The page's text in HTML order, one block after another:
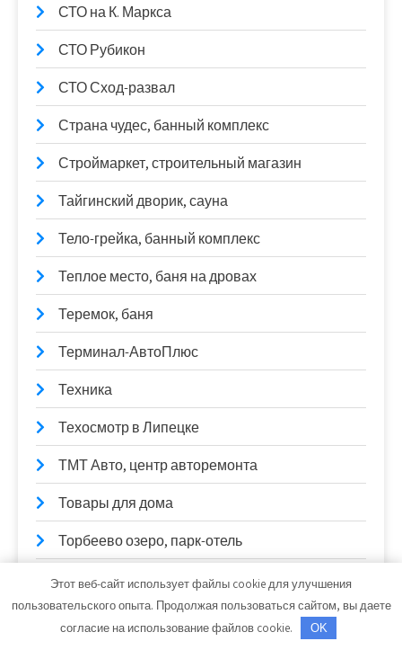
СТО на К. Маркса
СТО Рубикон
СТО Сход-развал
Страна чудес, банный комплекс
Строймаркет, строительный магазин
Тайгинский дворик, сауна
Тело-грейка, банный комплекс
Теплое место, баня на дровах
Теремок, баня
Терминал-АвтоПлюс
Техника
Техосмотр в Липецке
ТМТ Авто, центр авторемонта
Товары для дома
Торбеево озеро, парк-отель
Три Богатыря, оздоровительный комплекс
Тук-Тук, салон дверей
Этот веб-сайт использует файлы cookie для улучшения
пользовательского опыта. Продолжая пользоваться сайтом, вы даете
согласие на использование файлов cookie.
OK